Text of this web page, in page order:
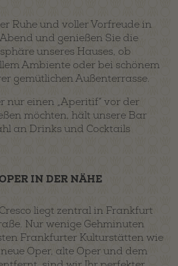
Ruhe und voller Vorfreude in
und genießen Sie die
unseres Hauses, ob
Ambiente oder bei schönem
gemütlichen Außenterrasse.
nur einen „Aperitif“ vor der
möchten, hält unsere Bar
an Drinks und Cocktails
IN DER NÄHE
liegt zentral in Frankfurt
Nur wenige Gehminuten
Frankfurter Kulturstätten wie
Oper, alte Oper und dem